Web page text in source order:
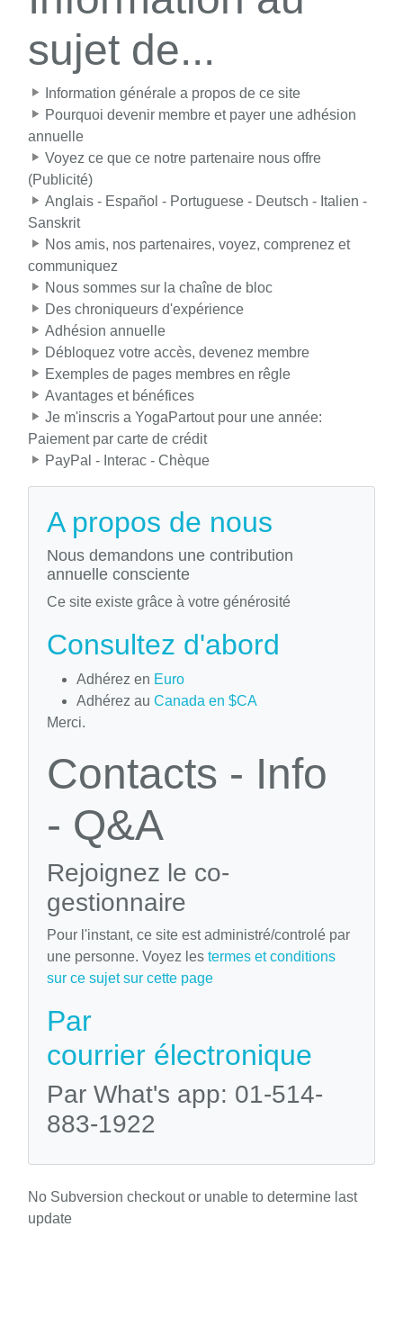
sujet de...
Information générale a propos de ce site
Pourquoi devenir membre et payer une adhésion
annuelle
Voyez ce que ce notre partenaire nous offre
(Publicité)
Anglais - Español - Portuguese - Deutsch - Italien -
Sanskrit
Nos amis, nos partenaires, voyez, comprenez et
communiquez
Nous sommes sur la chaîne de bloc
Des chroniqueurs d'expérience
Adhésion annuelle
Débloquez votre accès, devenez membre
Exemples de pages membres en rêgle
Avantages et bénéfices
Je m'inscris a YogaPartout pour une année:
Paiement par carte de crédit
PayPal - Interac - Chèque
A propos de nous
Nous demandons une contribution
annuelle consciente
Ce site existe grâce à votre générosité
Consultez d'abord
Adhérez en Euro
Adhérez au Canada en $CA
Merci.
Contacts - Info
- Q&A
Rejoignez le co-
gestionnaire
Pour l'instant, ce site est administré/controlé par
une personne. Voyez les termes et conditions
sur ce sujet sur cette page
Par
courrier électronique
Par What's app: 01-514-
883-1922
No Subversion checkout or unable to determine last
update